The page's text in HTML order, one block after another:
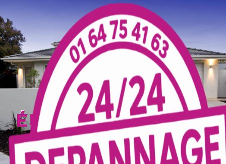
électricien Meaux
TECELEC
Panneau de gestion des cookies